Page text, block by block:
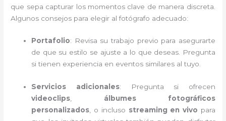
que sepa capturar los momentos clave de manera discreta.
Algunos consejos para elegir al fotógrafo adecuado:
Portafolio: Revisa su trabajo previo para asegurarte
de que su estilo se ajuste a lo que deseas. Pregunta
si tienen experiencia en eventos similares al tuyo.
Servicios adicionales: Pregunta si ofrecen
videoclips, álbumes fotográficos
personalizados, o incluso streaming en vivo para